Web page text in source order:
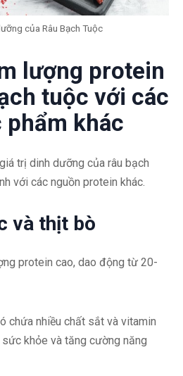
của Râu Bạch Tuộc
lượng protein
tuộc với các
khác
trị dinh dưỡng của râu bạch
với các nguồn protein khác.
và thịt bò
protein cao, dao động từ 20-
chứa nhiều chất sắt và vitamin
khỏe và tăng cường năng